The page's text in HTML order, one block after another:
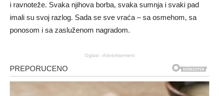
i ravnoteže. Svaka njihova borba, svaka sumnja i svaki pad
imali su svoj razlog. Sada se sve vraća – sa osmehom, sa
ponosom i sa zasluženom nagradom.
Oglasi - Advertisement